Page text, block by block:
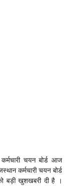
चयन बोर्ड आज
कर्मचारी चयन बोर्ड
बड़ी खुशखबरी दी है ।